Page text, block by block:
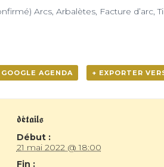
Arcs, Arbalètes, Facture d’arc,
GOOGLE AGENDA + EXPORTER
détails
Début :
21 mai 2022 @ 18:00
Fin :